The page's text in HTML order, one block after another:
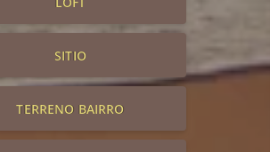
SITIO
TERRENO BAIRRO